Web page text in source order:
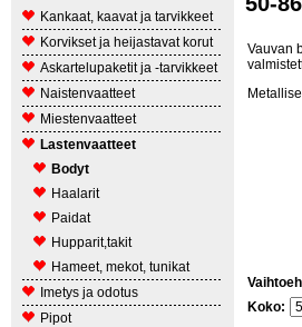
Kankaat, kaavat ja tarvikkeet
Korvikset ja heijastavat korut
Askartelupaketit ja -tarvikkeet
Naistenvaatteet
Miestenvaatteet
Lastenvaatteet
Bodyt
Haalarit
Paidat
Hupparit,takit
Hameet, mekot, tunikat
Imetys ja odotus
Pipot
Vauvan
Koko: